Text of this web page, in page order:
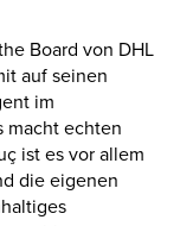
Board von DHL
auf seinen
im
macht echten
ist es vor allem
die eigenen